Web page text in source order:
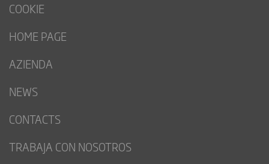
COOKIE
HOME PAGE
AZIENDA
NEWS
CONTACTS
TRABAJA CON NOSOTROS